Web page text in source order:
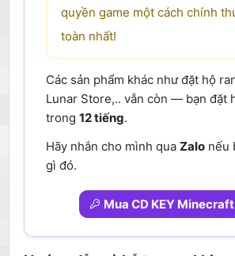
quyền game một cách chính
toàn nhất!
Các sản phẩm khác như đặt hộ
Lunar Store,.. vẫn còn — bạn đặt
trong 12 tiếng.
Hãy nhắn cho mình qua Zalonếu
gì đó.
Mua CD KEY